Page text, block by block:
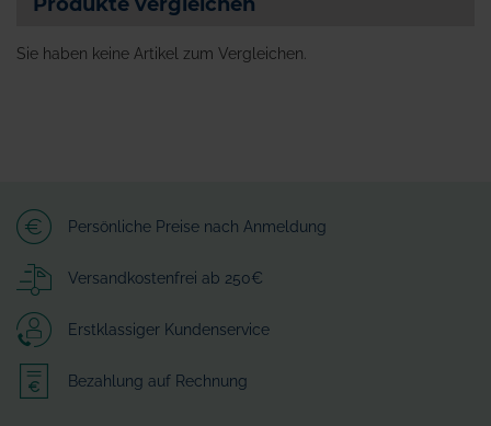
Sie haben keine Artikel zum Vergleichen.
Persönliche Preise nach Anmeldung
Versandkostenfrei ab 250€
Erstklassiger Kundenservice
Bezahlung auf Rechnung